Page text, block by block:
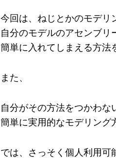
今回は、ねじとかのモデリ
自分のモデルのアセンブリ
簡単に入れてしまえる方法
また、
自分がその方法をつかわな
簡単に実用的なモデリング
では、さっそく個人利用可